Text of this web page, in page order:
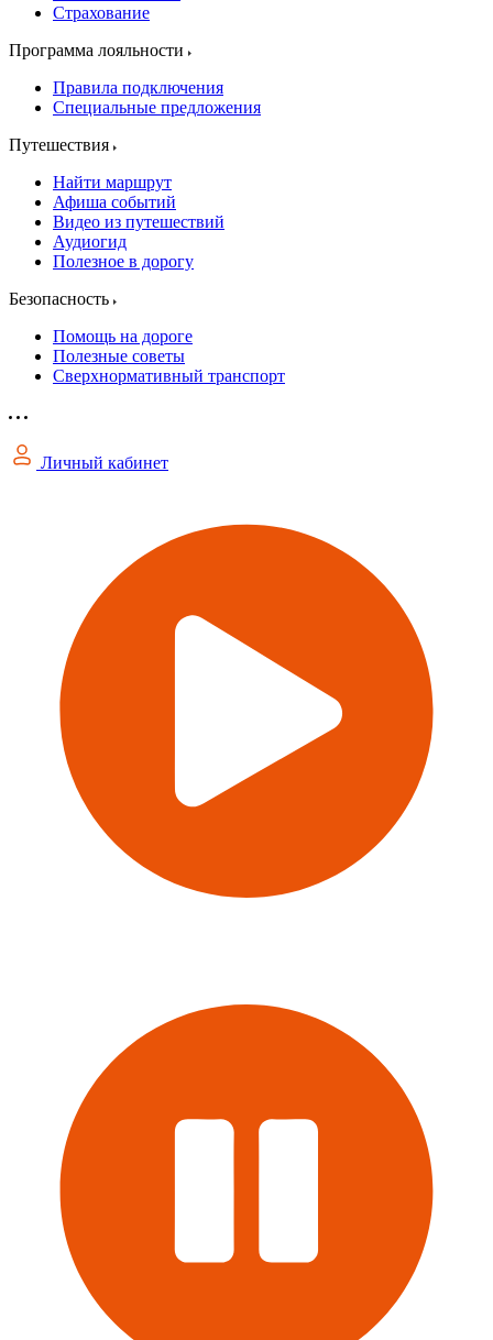
Страхование
Программа лояльности
Правила подключения
Специальные предложения
Путешествия
Найти маршрут
Афиша событий
Видео из путешествий
Аудиогид
Полезное в дорогу
Безопасность
Помощь на дороге
Полезные советы
Сверхнормативный транспорт
Личный кабинет